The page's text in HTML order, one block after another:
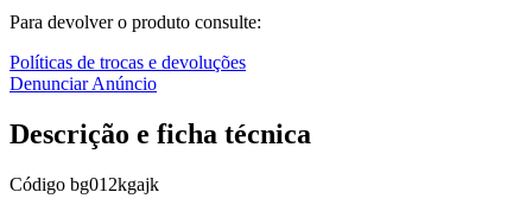
Para devolver o produto consulte:
Políticas de trocas e devoluções
Denunciar Anúncio
Descrição e ficha técnica
Código bg012kgajk